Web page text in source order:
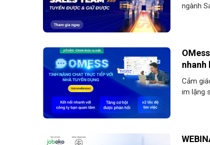
ngành
nhanh
Cảm
im lặng
cản và